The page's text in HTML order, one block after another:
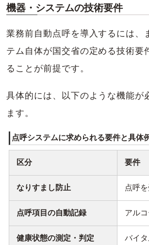
機器・システムの技術要件
業務前自動点呼を導入するには、
テム自体が国交省の定める技術要
ることが前提です。
具体的には、以下のような機能が
ます。
点呼システムに求められる要件と具体
区分 要件
なりすまし防止 点呼
点呼項目の自動記録 アル
健康状態の測定・判定 バイ